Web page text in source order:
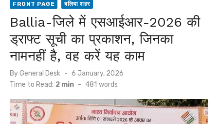
FRONT PAGE बलिया शहर
Ballia-जिले में एसआईआर-2026 की
ड्राफ्ट सूची का प्रकाशन, जिनका
नामनहीं है, वह करें यह काम
ByGeneral Desk
Posted
on
6 January, 2026
Time to Read: 2 min - 481 words